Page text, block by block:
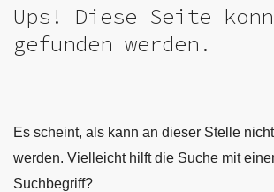
Ups! Diese Seite
gefunden werden.
Es scheint, als kann an dieser Stelle
werden. Vielleicht hilft die Suche mit
Suchbegriff?